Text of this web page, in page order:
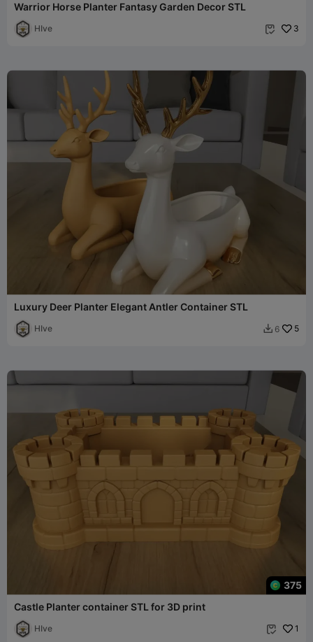
Warrior Horse Planter Fantasy Garden Decor STL
HIve  3
Luxury Deer Planter Elegant Antler Container STL
HIve  6 5
375
Castle Planter container STL for 3D print
HIve  1